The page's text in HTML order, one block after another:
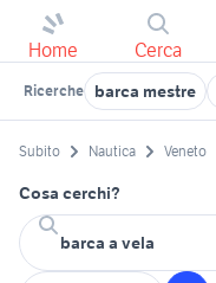
Home Cerca
Ricerche barca mestre
Subito Nautica Veneto
Cosa cerchi?